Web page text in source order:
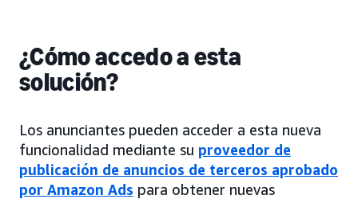
¿Cómo accedo a esta
solución?
Los anunciantes pueden acceder a esta nueva
funcionalidad mediante su proveedor de
publicación de anuncios de terceros aprobado
por Amazon Ads para obtener nuevas